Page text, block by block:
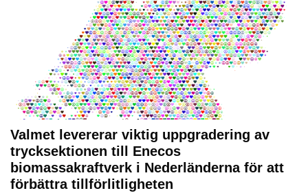
Valmet levererar viktig uppgradering av
trycksektionen till Enecos
biomassakraftverk i Nederländerna för att
förbättra tillförlitligheten